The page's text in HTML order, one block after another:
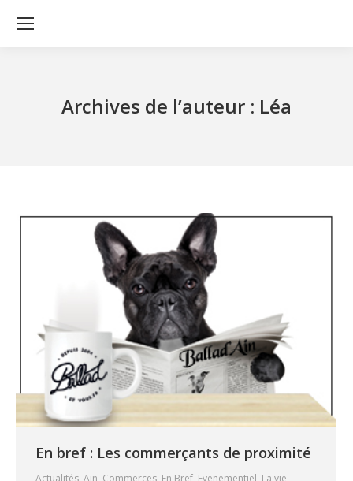
Archives de l’auteur : Léa
En bref : Les commerçants de proximité